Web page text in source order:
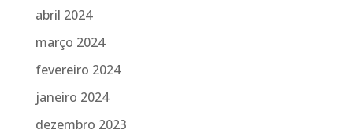
abril 2024
março 2024
fevereiro 2024
janeiro 2024
dezembro 2023